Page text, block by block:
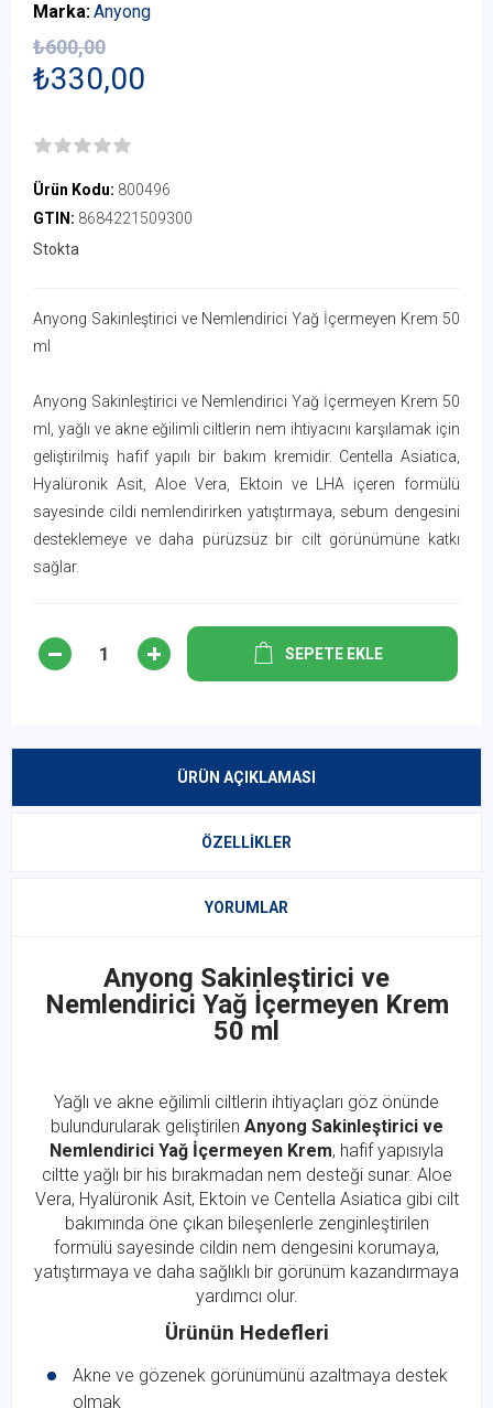
Marka:Anyong
₺330,00
₺600,00
Ürün Kodu: 800496
GTIN: 8684221509300
Stokta
Anyong Sakinleştirici ve Nemlendirici Yağ İçermeyen Krem 50
ml
Anyong Sakinleştirici ve Nemlendirici Yağ İçermeyen Krem 50
ml, yağlı ve akne eğilimli ciltlerin nem ihtiyacını karşılamak için
geliştirilmiş hafif yapılı bir bakım kremidir. Centella Asiatica,
Hyalüronik Asit, Aloe Vera, Ektoin ve LHA içeren formülü
sayesinde cildi nemlendirirken yatıştırmaya, sebum dengesini
desteklemeye ve daha pürüzsüz bir cilt görünümüne katkı
sağlar.
SEPETE EKLE
ÜRÜN AÇIKLAMASI
ÖZELLIKLER
YORUMLAR
Anyong Sakinleştirici ve
Nemlendirici Yağ İçermeyen Krem
50 ml
Yağlı ve akne eğilimli ciltlerin ihtiyaçları göz önünde
bulundurularak geliştirilen Anyong Sakinleştirici ve
Nemlendirici Yağ İçermeyen Krem, hafif yapısıyla
ciltte yağlı bir his bırakmadan nem desteği sunar. Aloe
Vera, Hyalüronik Asit, Ektoin ve Centella Asiatica gibi cilt
bakımında öne çıkan bileşenlerle zenginleştirilen
formülü sayesinde cildin nem dengesini korumaya,
yatıştırmaya ve daha sağlıklı bir görünüm kazandırmaya
yardımcı olur.
Ürünün Hedefleri
Akne ve gözenek görünümünü azaltmaya destek
olmak